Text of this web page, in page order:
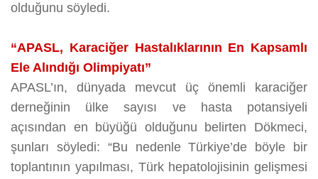
olduğunu söyledi.
“APASL, Karaciğer Hastalıklarının En Kapsamlı
Ele Alındığı Olimpiyatı”
APASL’ın, dünyada mevcut üç önemli karaciğer
derneğinin ülke sayısı ve hasta potansiyeli
açısından en büyüğü olduğunu belirten Dökmeci,
şunları söyledi: “Bu nedenle Türkiye’de böyle bir
toplantının yapılması, Türk hepatolojisinin gelişmesi